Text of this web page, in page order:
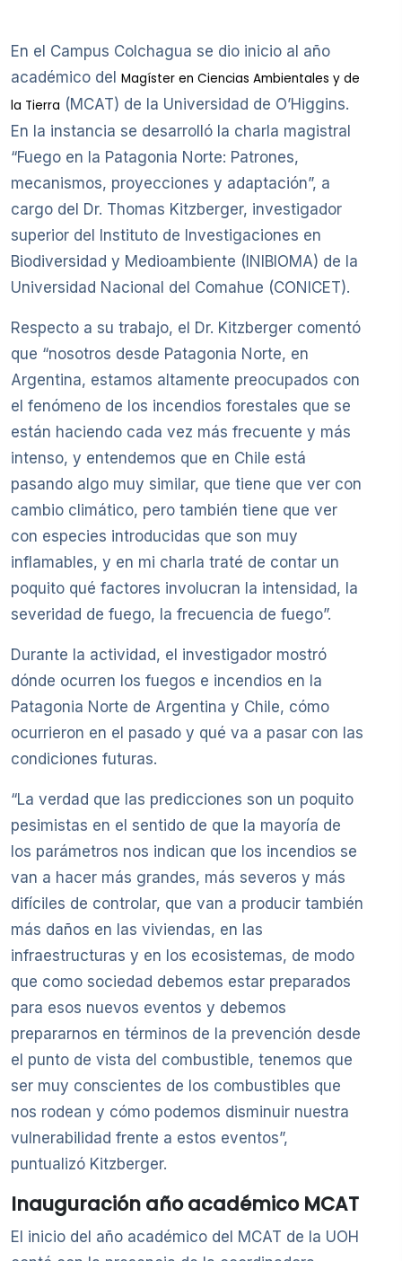
En el Campus Colchagua se dio inicio al año
académico del Magíster en Ciencias Ambientales y de
la Tierra (MCAT) de la Universidad de O’Higgins.
En la instancia se desarrolló la charla magistral
“Fuego en la Patagonia Norte: Patrones,
mecanismos, proyecciones y adaptación”, a
cargo del Dr. Thomas Kitzberger, investigador
superior del Instituto de Investigaciones en
Biodiversidad y Medioambiente (INIBIOMA) de la
Universidad Nacional del Comahue (CONICET).
Respecto a su trabajo, el Dr. Kitzberger comentó
que “nosotros desde Patagonia Norte, en
Argentina, estamos altamente preocupados con
el fenómeno de los incendios forestales que se
están haciendo cada vez más frecuente y más
intenso, y entendemos que en Chile está
pasando algo muy similar, que tiene que ver con
cambio climático, pero también tiene que ver
con especies introducidas que son muy
inflamables, y en mi charla traté de contar un
poquito qué factores involucran la intensidad, la
severidad de fuego, la frecuencia de fuego”.
Durante la actividad, el investigador mostró
dónde ocurren los fuegos e incendios en la
Patagonia Norte de Argentina y Chile, cómo
ocurrieron en el pasado y qué va a pasar con las
condiciones futuras.
“La verdad que las predicciones son un poquito
pesimistas en el sentido de que la mayoría de
los parámetros nos indican que los incendios se
van a hacer más grandes, más severos y más
difíciles de controlar, que van a producir también
más daños en las viviendas, en las
infraestructuras y en los ecosistemas, de modo
que como sociedad debemos estar preparados
para esos nuevos eventos y debemos
prepararnos en términos de la prevención desde
el punto de vista del combustible, tenemos que
ser muy conscientes de los combustibles que
nos rodean y cómo podemos disminuir nuestra
vulnerabilidad frente a estos eventos”,
puntualizó Kitzberger.
Inauguración año académico MCAT
El inicio del año académico del MCAT de la UOH